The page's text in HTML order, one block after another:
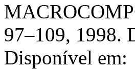
97–109, 1998.
Disponível em: